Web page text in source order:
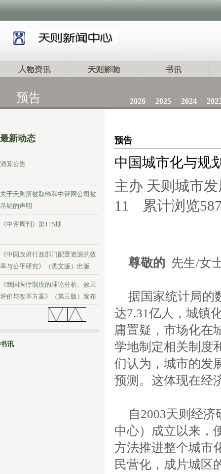
预告 2026 2025 2024
最新动态
清算公告
关于天则所被取缔和中评网公司被
吊销的声明
《中评周刊》第115期
《中国政府行政部门配置资源的效
率与公平研究》（英文版）出版
《我国医疗制度的理论分析、效果
评价与改革方案》（第三版）发布
《中评周刊》第114期
书讯
预告
中国城市化与规
主办 天则城市
11
累计浏览
尊敬的 先生/女
据国家统计局的
达7.31亿人，城镇
庸置疑，市场化在
学地制定相关制度
们认为，城市的发
预测。这体现在经
自2003天则经济
中心）成立以来，
方法推进整个城市
民营化，成片城区